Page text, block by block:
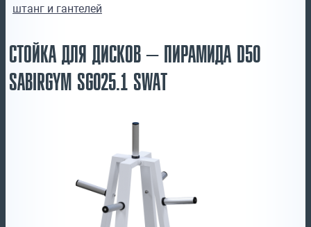
штанг и гантелей
СТОЙКА ДЛЯ ДИСКОВ – ПИРАМИДА D50
SABIRGYM SG025.1 SWAT